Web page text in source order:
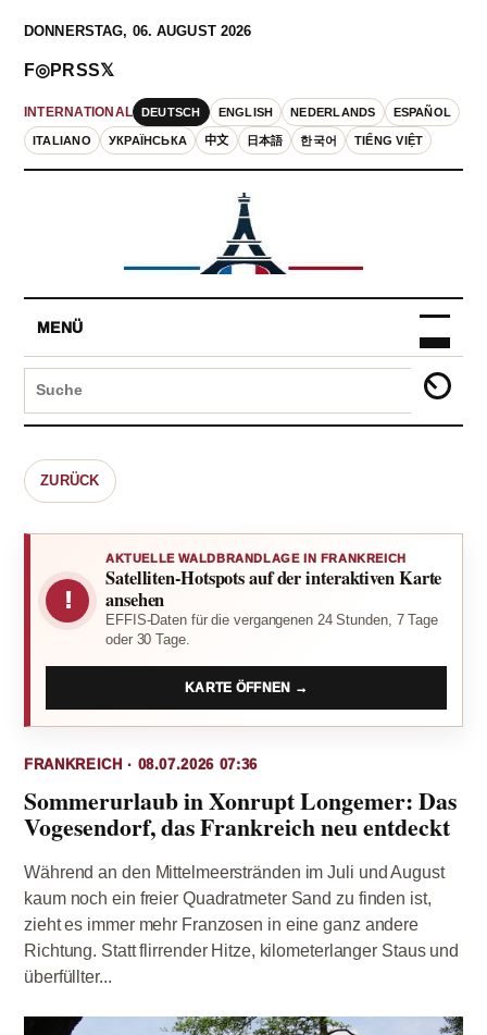
DONNERSTAG, 06. AUGUST 2026
INTERNATIONAL DEUTSCH ENGLISH NEDERLANDS ESPAÑOL
ITALIANO УКРАЇНСЬКА 中文 日本語 한국어 TIẾNG VIỆT
F◎PRSS𝕏
MENÜ
ZURÜCK
!
AKTUELLE WALDBRANDLAGE IN FRANKREICH
Satelliten-Hotspots auf der interaktiven Karte
ansehen
EFFIS-Daten für die vergangenen 24 Stunden, 7 Tage
oder 30 Tage.
KARTE ÖFFNEN →
FRANKREICH · 08.07.2026 07:36
Sommerurlaub in Xonrupt Longemer: Das
Vogesendorf, das Frankreich neu entdeckt
Während an den Mittelmeerstränden im Juli und August
kaum noch ein freier Quadratmeter Sand zu finden ist,
zieht es immer mehr Franzosen in eine ganz andere
Richtung. Statt flirrender Hitze, kilometerlanger Staus und
überfüllter...